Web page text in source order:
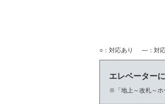
○：対応あり ―：対
エレベーター
「地上～改札～